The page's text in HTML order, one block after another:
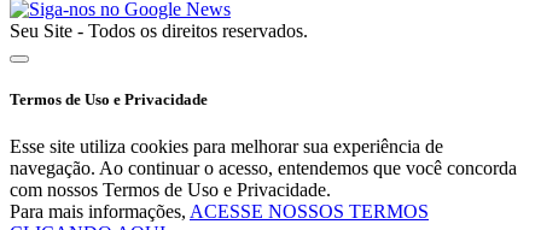
Seu Site - Todos os direitos reservados.
Termos de Uso e Privacidade
Esse site utiliza cookies para melhorar sua experiência de
navegação. Ao continuar o acesso, entendemos que você concorda
com nossos Termos de Uso e Privacidade.
Para mais informações, ACESSE NOSSOS TERMOS